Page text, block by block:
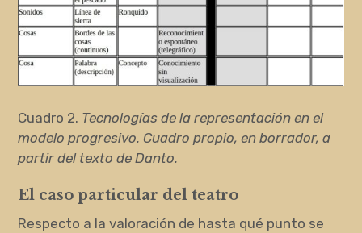
Cuadro 2. Tecnologías de la representación en el
modelo progresivo. Cuadro propio, en borrador, a
partir del texto de Danto.
El caso particular del teatro
Respecto a la valoración de hasta qué punto se